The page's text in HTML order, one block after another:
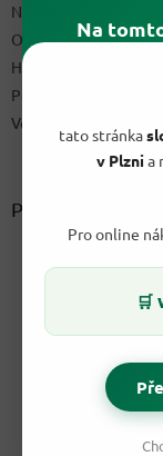
Na
tato stránka
v Plznia
Pro online
🛒
Napište nám
Ochrana osobních
Hodnocení obchodu
Podmínky uplatnění
Velkoobchod
Přijímáme online